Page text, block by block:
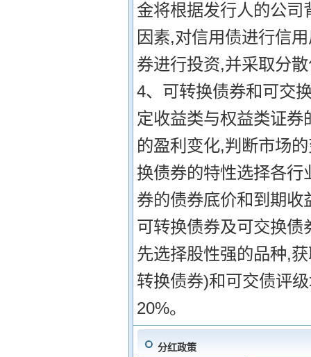
金将根据发行人的公
因素,对信用债进行信
券进行投资,并采取分
4、可转换债券和可交
定收益类与权益类证
的盈利变化,判断市场
换债券的特性选择各
券的债券底价和到期
可转换债券及可交换
先选择股性强的品种,
转换债券)和可交债评
20%。
分红政策